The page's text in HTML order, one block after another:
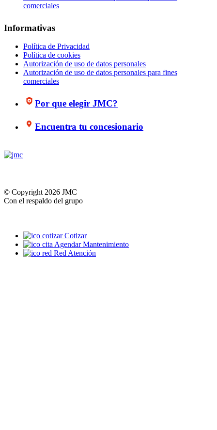
comerciales
Informativas
Política de Privacidad
Política de cookies
Autorización de uso de datos personales
Autorización de uso de datos personales para fines
comerciales
Por que elegir JMC?
Encuentra tu concesionario
© Copyright 2026 JMC
Con el respaldo del grupo
Cotizar
Agendar Mantenimiento
Red Atención